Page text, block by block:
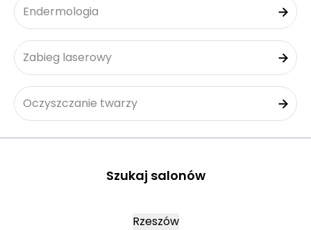
Endermologia
Zabieg laserowy
Oczyszczanie twarzy
Szukaj salonów
Rzeszów